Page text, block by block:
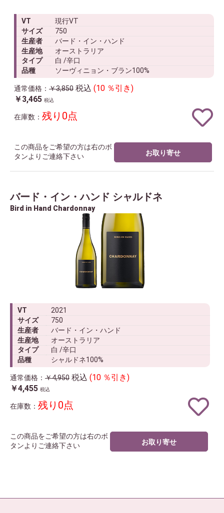
VT
現行VT
サイズ
750
生産者
バード・イン・ハンド
生産地
オーストラリア
タイプ
白 /辛口
品種
ソーヴィニョン・ブラン100%
通常価格： ￥3,850 税込 (10 ％引き)
￥3,465 税込
在庫数： 残り0点
この商品をご希望の方は右のボ
タンよりご連絡下さい
お取り寄せ
バード・イン・ハンド シャルドネ
Bird in Hand Chardonnay
VT
2021
サイズ
750
生産者
バード・イン・ハンド
生産地
オーストラリア
タイプ
白 /辛口
品種
シャルドネ100%
通常価格： ￥4,950 税込 (10 ％引き)
￥4,455 税込
在庫数： 残り0点
この商品をご希望の方は右のボ
タンよりご連絡下さい
お取り寄せ